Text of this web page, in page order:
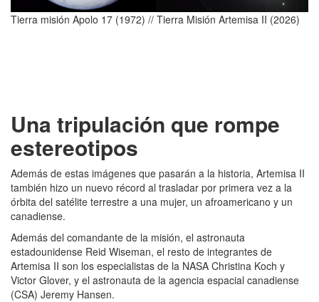
Tierra misión Apolo 17 (1972) // Tierra Misión Artemisa II (2026)
Una tripulación que rompe
estereotipos
Además de estas imágenes que pasarán a la historia, Artemisa II
también hizo un nuevo récord al trasladar por primera vez a la
órbita del satélite terrestre a una mujer, un afroamericano y un
canadiense.
Además del comandante de la misión, el astronauta
estadounidense Reid Wiseman, el resto de integrantes de
Artemisa II son los especialistas de la NASA Christina Koch y
Victor Glover, y el astronauta de la agencia espacial canadiense
(CSA) Jeremy Hansen.